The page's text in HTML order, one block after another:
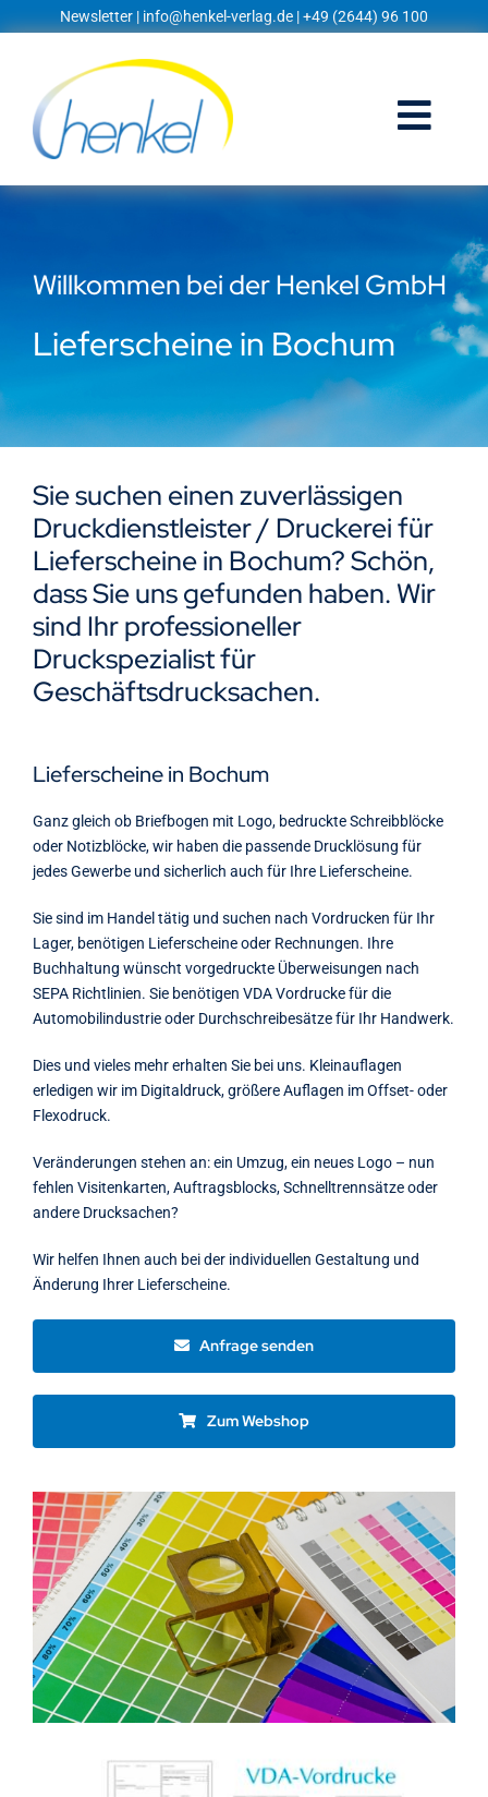
Inhalt
Newsletter | info@henkel-verlag.de | +49 (2644) 96 100
Startseite
Techniklexikon
Kontakt
Willkommen bei der Henkel GmbH
Lieferscheine in Bochum
Sie suchen einen zuverlässigen
Druckdienstleister / Druckerei für
Lieferscheine in Bochum? Schön,
dass Sie uns gefunden haben. Wir
sind Ihr professioneller
Druckspezialist für
Geschäftsdrucksachen.
Lieferscheine in Bochum
Ganz gleich ob Briefbogen mit Logo, bedruckte Schreibblöcke
oder Notizblöcke, wir haben die passende Drucklösung für
jedes Gewerbe und sicherlich auch für Ihre Lieferscheine.
Sie sind im Handel tätig und suchen nach Vordrucken für Ihr
Lager, benötigen Lieferscheine oder Rechnungen. Ihre
Buchhaltung wünscht vorgedruckte Überweisungen nach
SEPA Richtlinien. Sie benötigen VDA Vordrucke für die
Automobilindustrie oder Durchschreibesätze für Ihr Handwerk.
Dies und vieles mehr erhalten Sie bei uns. Kleinauflagen
erledigen wir im Digitaldruck, größere Auflagen im Offset- oder
Flexodruck.
Veränderungen stehen an: ein Umzug, ein neues Logo – nun
fehlen Visitenkarten, Auftragsblocks, Schnelltrennsätze oder
andere Drucksachen?
Wir helfen Ihnen auch bei der individuellen Gestaltung und
Änderung Ihrer Lieferscheine.
Anfrage senden
Zum Webshop